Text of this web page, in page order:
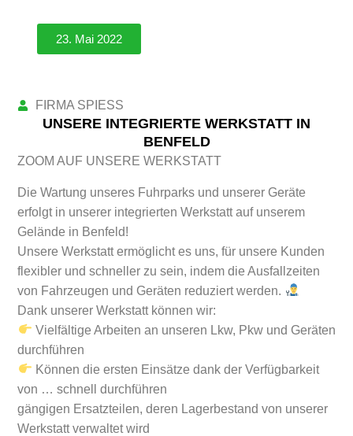
WERKSTATT
23. Mai 2022
FIRMA SPIESS
UNSERE INTEGRIERTE WERKSTATT IN
BENFELD
ZOOM AUF UNSERE WERKSTATT
Die Wartung unseres Fuhrparks und unserer Geräte
erfolgt in unserer integrierten Werkstatt auf unserem
Gelände in Benfeld!
Unsere Werkstatt ermöglicht es uns, für unsere Kunden
flexibler und schneller zu sein, indem die Ausfallzeiten
von Fahrzeugen und Geräten reduziert werden.
Dank unserer Werkstatt können wir:
Vielfältige Arbeiten an unseren Lkw, Pkw und Geräten
durchführen
Können die ersten Einsätze dank der Verfügbarkeit
von … schnell durchführen
gängigen Ersatzteilen, deren Lagerbestand von unserer
Werkstatt verwaltet wird